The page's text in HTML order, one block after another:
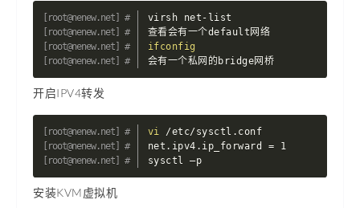
virsh net-list
ifconfig
会有一个私网的bridge网桥
开启IPV4转发
vi /etc/sysctl.conf
net.ipv4.ip_forward = 1
sysctl –p
安装KVM虚拟机